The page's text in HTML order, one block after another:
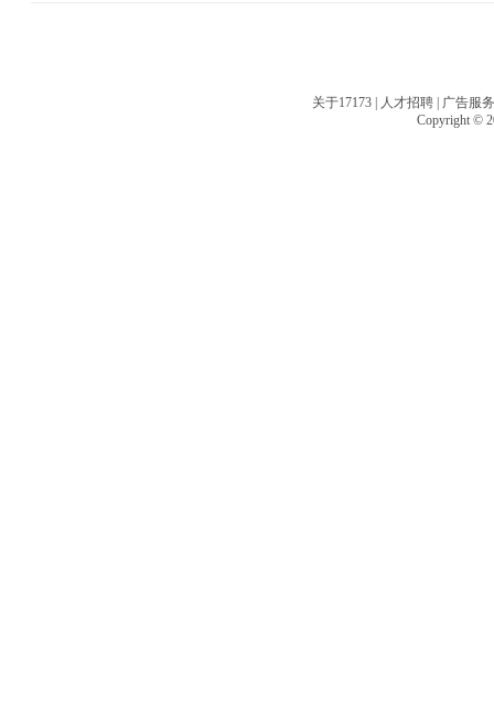
关于17173 | 人才招聘 | 广告服务
Copyright ©